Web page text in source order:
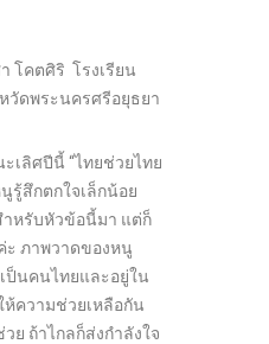
คตศิริ โรงเรียน
วัดพระนครศรีอยุธยา
เลิศปีนี้ “ไทยช่วยไทย
รู้สึกตกใจเล็กน้อย
ำหรับหัวข้อนี้มา แต่ก็
ะ ภาพวาดของหนู
ป็นคนไทยและอยู่ใน
ห้ความช่วยเหลือกัน
ย ถ้าไกลก็ส่งกำลังใจ